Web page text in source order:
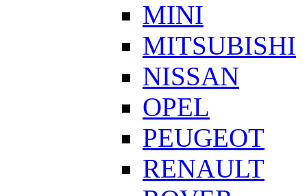
MINI
MITSUBISHI
NISSAN
OPEL
PEUGEOT
RENAULT